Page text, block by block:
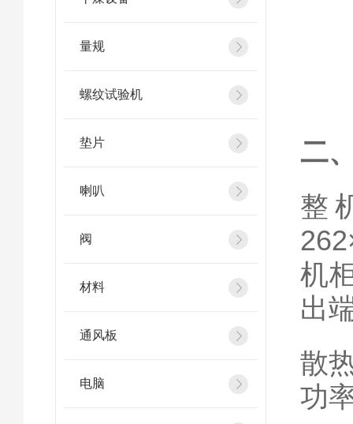
量规
螺纹试验机
垫片
喇叭
阀
材料
通风板
电脑
二
整
机
出
散
功